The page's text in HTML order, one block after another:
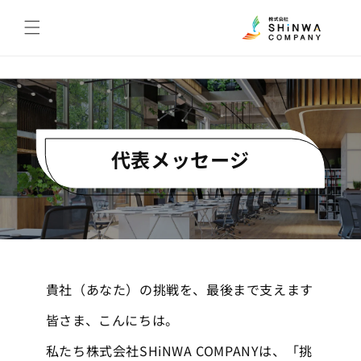
ンツに
進む
代表メッセージ
貴社（あなた）の挑戦を、最後まで支えます
皆さま、こんにちは。
私たち株式会社SHiNWA COMPANYは、「挑